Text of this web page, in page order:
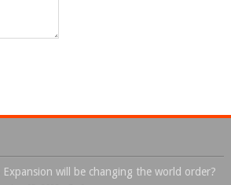
Expansion will be changing the world order?